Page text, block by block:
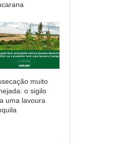
muito
o sigilo
uma lavoura